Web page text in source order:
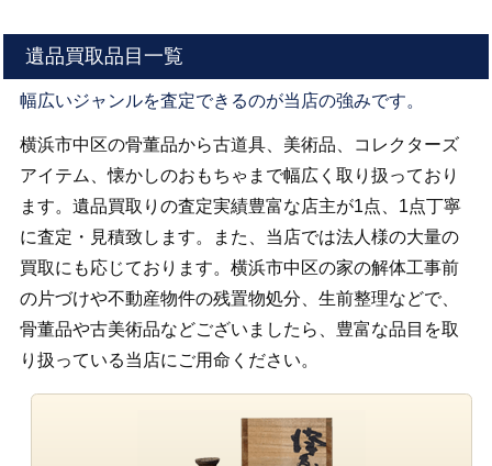
遺品買取品目一覧
幅広いジャンルを査定できるのが当店の強みです。
横浜市中区の骨董品から古道具、美術品、コレクターズ
アイテム、懐かしのおもちゃまで幅広く取り扱っており
ます。遺品買取りの査定実績豊富な店主が1点、1点丁寧
に査定・見積致します。また、当店では法人様の大量の
買取にも応じております。横浜市中区の家の解体工事前
の片づけや不動産物件の残置物処分、生前整理などで、
骨董品や古美術品などございましたら、豊富な品目を取
り扱っている当店にご用命ください。